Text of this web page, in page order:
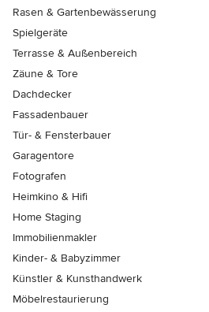
Rasen & Gartenbewässerung
Spielgeräte
Terrasse & Außenbereich
Zäune & Tore
Dachdecker
Fassadenbauer
Tür- & Fensterbauer
Garagentore
Fotografen
Heimkino & Hifi
Home Staging
Immobilienmakler
Kinder- & Babyzimmer
Künstler & Kunsthandwerk
Möbelrestaurierung